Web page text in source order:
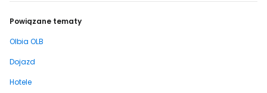
Powiązane tematy
Olbia OLB
Dojazd
Hotele